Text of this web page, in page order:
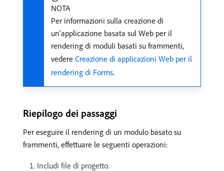
NOTA
Per informazioni sulla creazione di
un'applicazione basata sul Web per il
rendering di moduli basati su frammenti,
vedere Creazione di applicazioni Web per il
rendering di Forms.
Riepilogo dei passaggi
Per eseguire il rendering di un modulo basato su
frammenti, effettuare le seguenti operazioni:
Includi file di progetto.